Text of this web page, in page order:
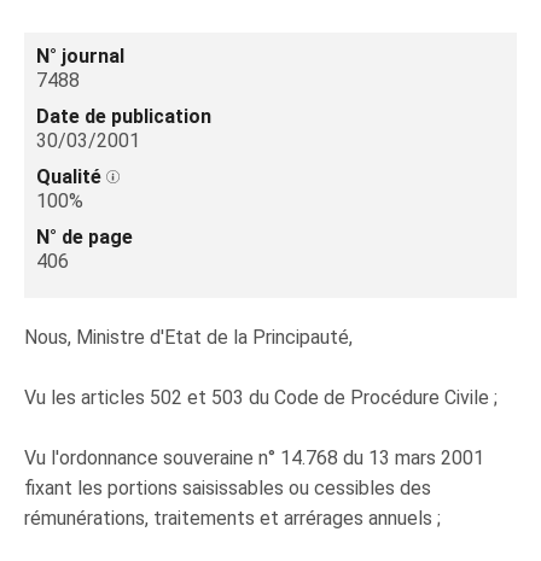
N° journal
7488
Date de publication
30/03/2001
Qualité
100%
N° de page
406
Nous, Ministre d'Etat de la Principauté,
Vu les articles 502 et 503 du Code de Procédure Civile ;
Vu l'ordonnance souveraine n° 14.768 du 13 mars 2001
fixant les portions saisissables ou cessibles des
rémunérations, traitements et arrérages annuels ;